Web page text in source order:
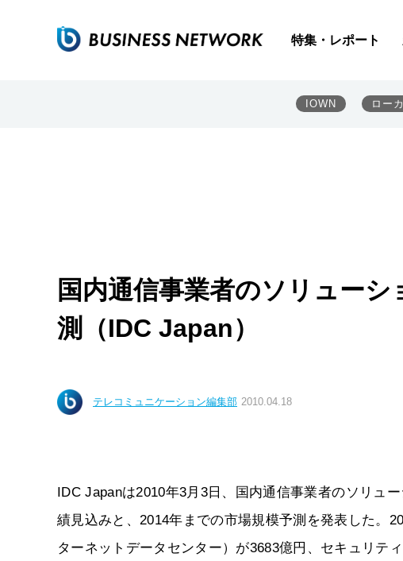
特集・レポート
IOWN ロー
国内通信事業者のソリュー
測（IDC Japan）
テレコミュニケーション編集部 2010.04.18
IDC Japanは2010年3月3日、国内通信事業者のソリュ
績見込みと、2014年までの市場規模予測を発表した。
ターネットデータセンター）が3683億円、セキュリテ